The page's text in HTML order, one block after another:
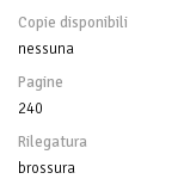
Copie disponibili
nessuna
Pagine
240
Rilegatura
brossura